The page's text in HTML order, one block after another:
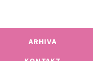
ARHIVA